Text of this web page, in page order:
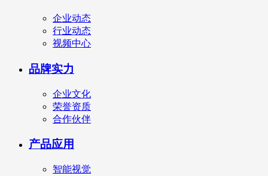
企业动态
行业动态
视频中心
品牌实力
企业文化
荣誉资质
合作伙伴
产品应用
智能视觉